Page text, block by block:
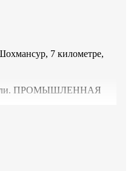
7 километре,
ПРОМЫШЛЕННАЯ
краски, эмульсия,
термопанель,